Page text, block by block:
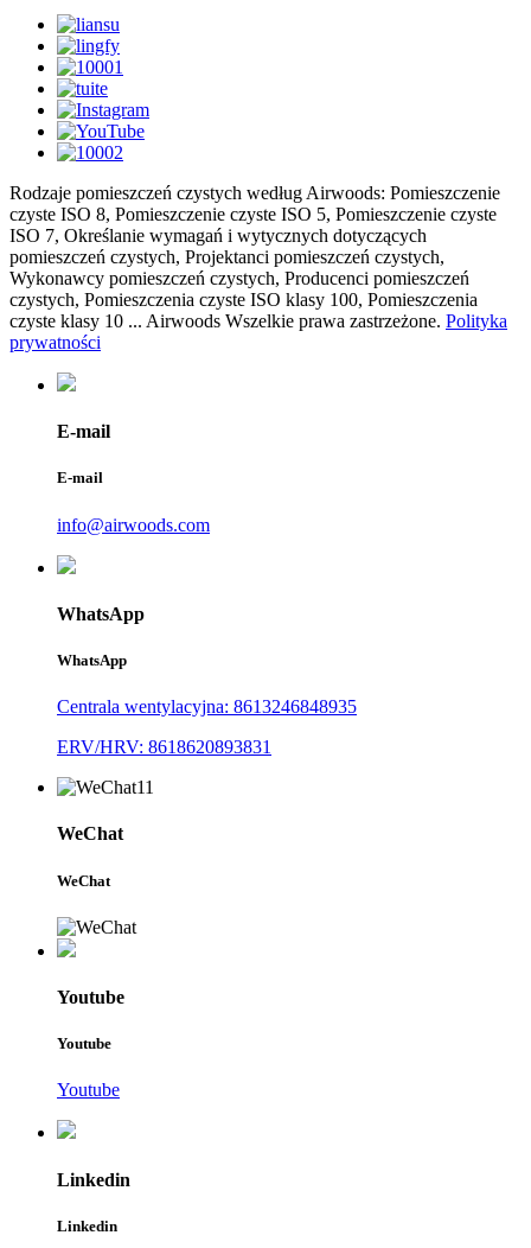
Rodzaje pomieszczeń czystych według Airwoods: Pomieszczenie
czyste ISO 8, Pomieszczenie czyste ISO 5, Pomieszczenie czyste
ISO 7, Określanie wymagań i wytycznych dotyczących
pomieszczeń czystych, Projektanci pomieszczeń czystych,
Wykonawcy pomieszczeń czystych, Producenci pomieszczeń
czystych, Pomieszczenia czyste ISO klasy 100, Pomieszczenia
czyste klasy 10 ... Airwoods Wszelkie prawa zastrzeżone. Polityka
prywatności
E-mail
E-mail
info@airwoods.com
WhatsApp
WhatsApp
Centrala wentylacyjna: 8613246848935
ERV/HRV: 8618620893831
WeChat
WeChat
Youtube
Youtube
Youtube
Linkedin
Linkedin